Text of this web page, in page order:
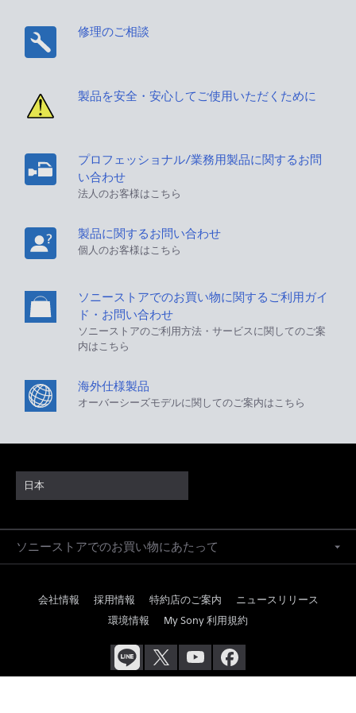
修理のご相談
製品を安全・安心してご使用いただくために
プロフェッショナル/業務用製品に関するお問
い合わせ
法人のお客様はこちら
製品に関するお問い合わせ
個人のお客様はこちら
ソニーストアでのお買い物に関するご利用ガイ
ド・お問い合わせ
ソニーストアのご利用方法・サービスに関してのご案
内はこちら
海外仕様製品
オーバーシーズモデルに関してのご案内はこちら
日本
ソニーストアでのお買い物にあたって
会社情報 採用情報 特約店のご案内
ニュースリリース
環境情報
My Sony 利用規約